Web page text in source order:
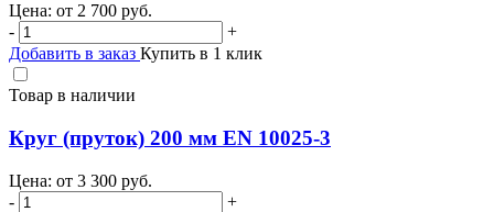
Цена: от 2 700 руб.
-
+
Добавить в заказ Купить в 1 клик
Товар в наличии
Круг (пруток) 200 мм EN 10025-3
Цена: от 3 300 руб.
-
+